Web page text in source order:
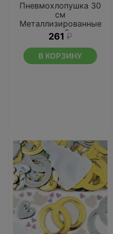
Пневмохлопушка 30
см
Металлизированные
голуби
261 ₽
В КОРЗИНУ